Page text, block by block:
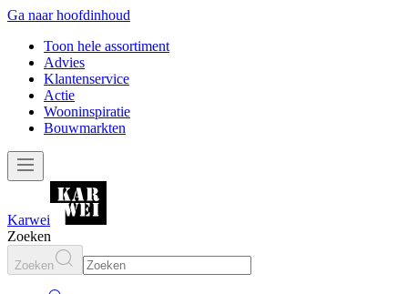
Ga naar hoofdinhoud
Toon hele assortiment
Advies
Klantenservice
Actie
Wooninspiratie
Bouwmarkten
Karwei
Zoeken
Zoeken